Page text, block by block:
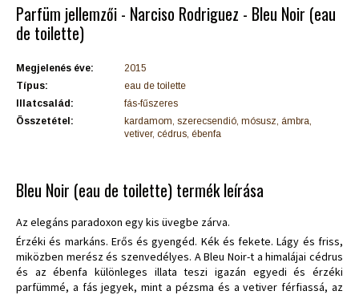
Parfüm jellemzői - Narciso Rodriguez - Bleu Noir (eau
de toilette)
Megjelenés éve:
2015
Típus:
eau de toilette
Illatcsalád:
fás-fűszeres
Összetétel:
kardamom, szerecsendió, mósusz, ámbra,
vetiver, cédrus, ébenfa
Bleu Noir (eau de toilette) termék leírása
Az elegáns paradoxon egy kis üvegbe zárva.
Érzéki és markáns. Erős és gyengéd. Kék és fekete. Lágy és friss,
miközben merész és szenvedélyes. A Bleu Noir-t a himalájai cédrus
és az ébenfa különleges illata teszi igazán egyedi és érzéki
parfümmé, a fás jegyek, mint a pézsma és a vetiver férfiassá, az